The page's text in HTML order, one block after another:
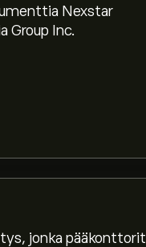
Nexstar
Group Inc.
jonka pääkonttorit